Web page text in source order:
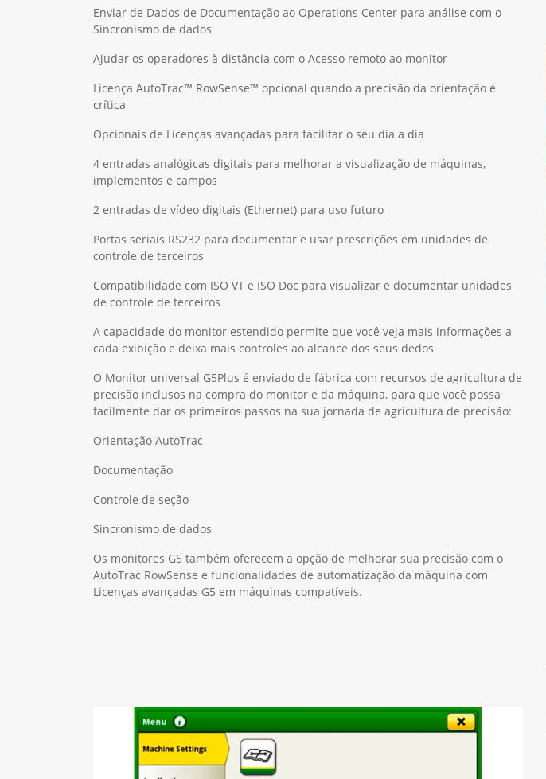
Enviar de Dados de Documentação ao Operations Center para análise com o
Sincronismo de dados
Ajudar os operadores à distância com o Acesso remoto ao monitor
Licença AutoTrac™ RowSense™ opcional quando a precisão da orientação é
crítica
Opcionais de Licenças avançadas para facilitar o seu dia a dia
4 entradas analógicas digitais para melhorar a visualização de máquinas,
implementos e campos
2 entradas de vídeo digitais (Ethernet) para uso futuro
Portas seriais RS232 para documentar e usar prescrições em unidades de
controle de terceiros
Compatibilidade com ISO VT e ISO Doc para visualizar e documentar unidades
de controle de terceiros
A capacidade do monitor estendido permite que você veja mais informações a
cada exibição e deixa mais controles ao alcance dos seus dedos
O Monitor universal G5Plus é enviado de fábrica com recursos de agricultura de
precisão inclusos na compra do monitor e da máquina, para que você possa
facilmente dar os primeiros passos na sua jornada de agricultura de precisão:
Orientação AutoTrac
Documentação
Controle de seção
Sincronismo de dados
Os monitores G5 também oferecem a opção de melhorar sua precisão com o
AutoTrac RowSense e funcionalidades de automatização da máquina com
Licenças avançadas G5 em máquinas compatíveis.